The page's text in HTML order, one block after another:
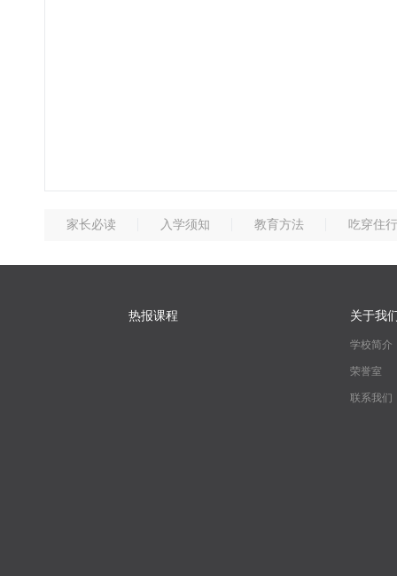
家长必读 入学须知 教育方法 吃穿住行
热报课程 关于我
学校简介
荣誉室
联系我们